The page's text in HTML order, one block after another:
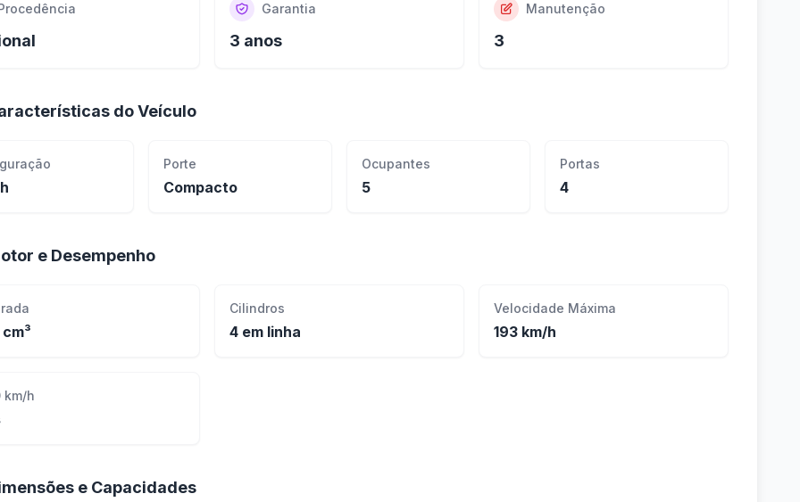
Garantia
3 anos
Manutenção
3
do Veículo
Porte
Compacto
Ocupantes
5
Portas
4
e Desempenho
Cilindros
4 em linha
Velocidade Máxima
193 km/h
km/h
e Capacidades